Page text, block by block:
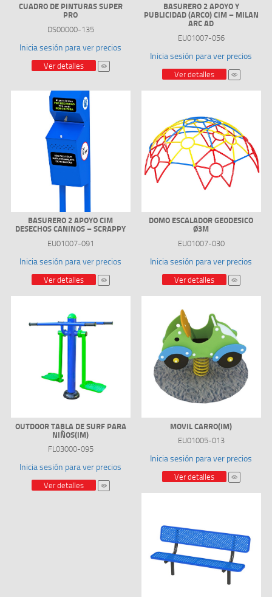
CUADRO DE PINTURAS SUPER
PRO
DS00000-135
Inicia sesión para ver precios
Ver detalles
BASURERO 2 APOYO Y
PUBLICIDAD (ARCO) CIM – MILAN
ARC AD
EU01007-056
Inicia sesión para ver precios
Ver detalles
BASURERO 2 APOYO CIM
DESECHOS CANINOS – SCRAPPY
EU01007-091
Inicia sesión para ver precios
Ver detalles
DOMO ESCALADOR GEODESICO
Ø3M
EU01007-030
Inicia sesión para ver precios
Ver detalles
OUTDOOR TABLA DE SURF PARA
NIÑOS(IM)
FL03000-095
Inicia sesión para ver precios
Ver detalles
MOVIL CARRO(IM)
EU01005-013
Inicia sesión para ver precios
Ver detalles